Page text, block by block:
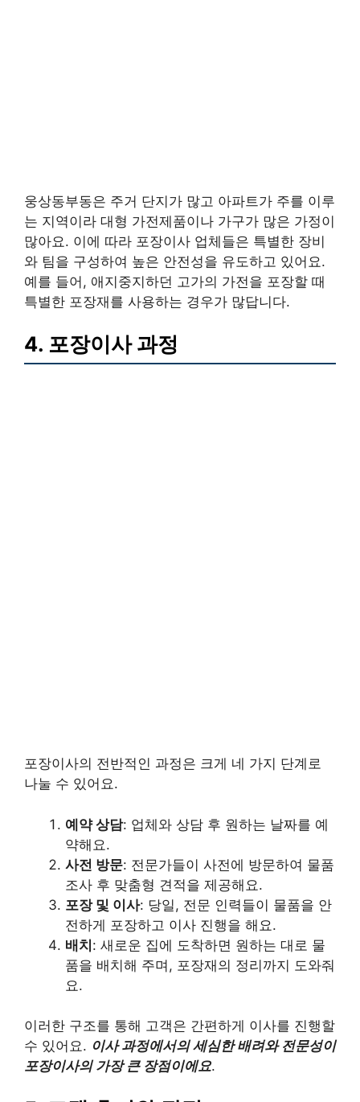
웅상동부동은 주거 단지가 많고 아파트가 주를 이루
는 지역이라 대형 가전제품이나 가구가 많은 가정이
많아요. 이에 따라 포장이사 업체들은 특별한 장비
와 팀을 구성하여 높은 안전성을 유도하고 있어요.
예를 들어, 애지중지하던 고가의 가전을 포장할 때
특별한 포장재를 사용하는 경우가 많답니다.
4. 포장이사 과정
포장이사의 전반적인 과정은 크게 네 가지 단계로
나눌 수 있어요.
예약 상담: 업체와 상담 후 원하는 날짜를 예
약해요.
사전 방문: 전문가들이 사전에 방문하여 물품
조사 후 맞춤형 견적을 제공해요.
포장 및 이사: 당일, 전문 인력들이 물품을 안
전하게 포장하고 이사 진행을 해요.
배치: 새로운 집에 도착하면 원하는 대로 물
품을 배치해 주며, 포장재의 정리까지 도와줘
요.
이러한 구조를 통해 고객은 간편하게 이사를 진행할
수 있어요. 이사 과정에서의 세심한 배려와 전문성이
포장이사의 가장 큰 장점이에요.